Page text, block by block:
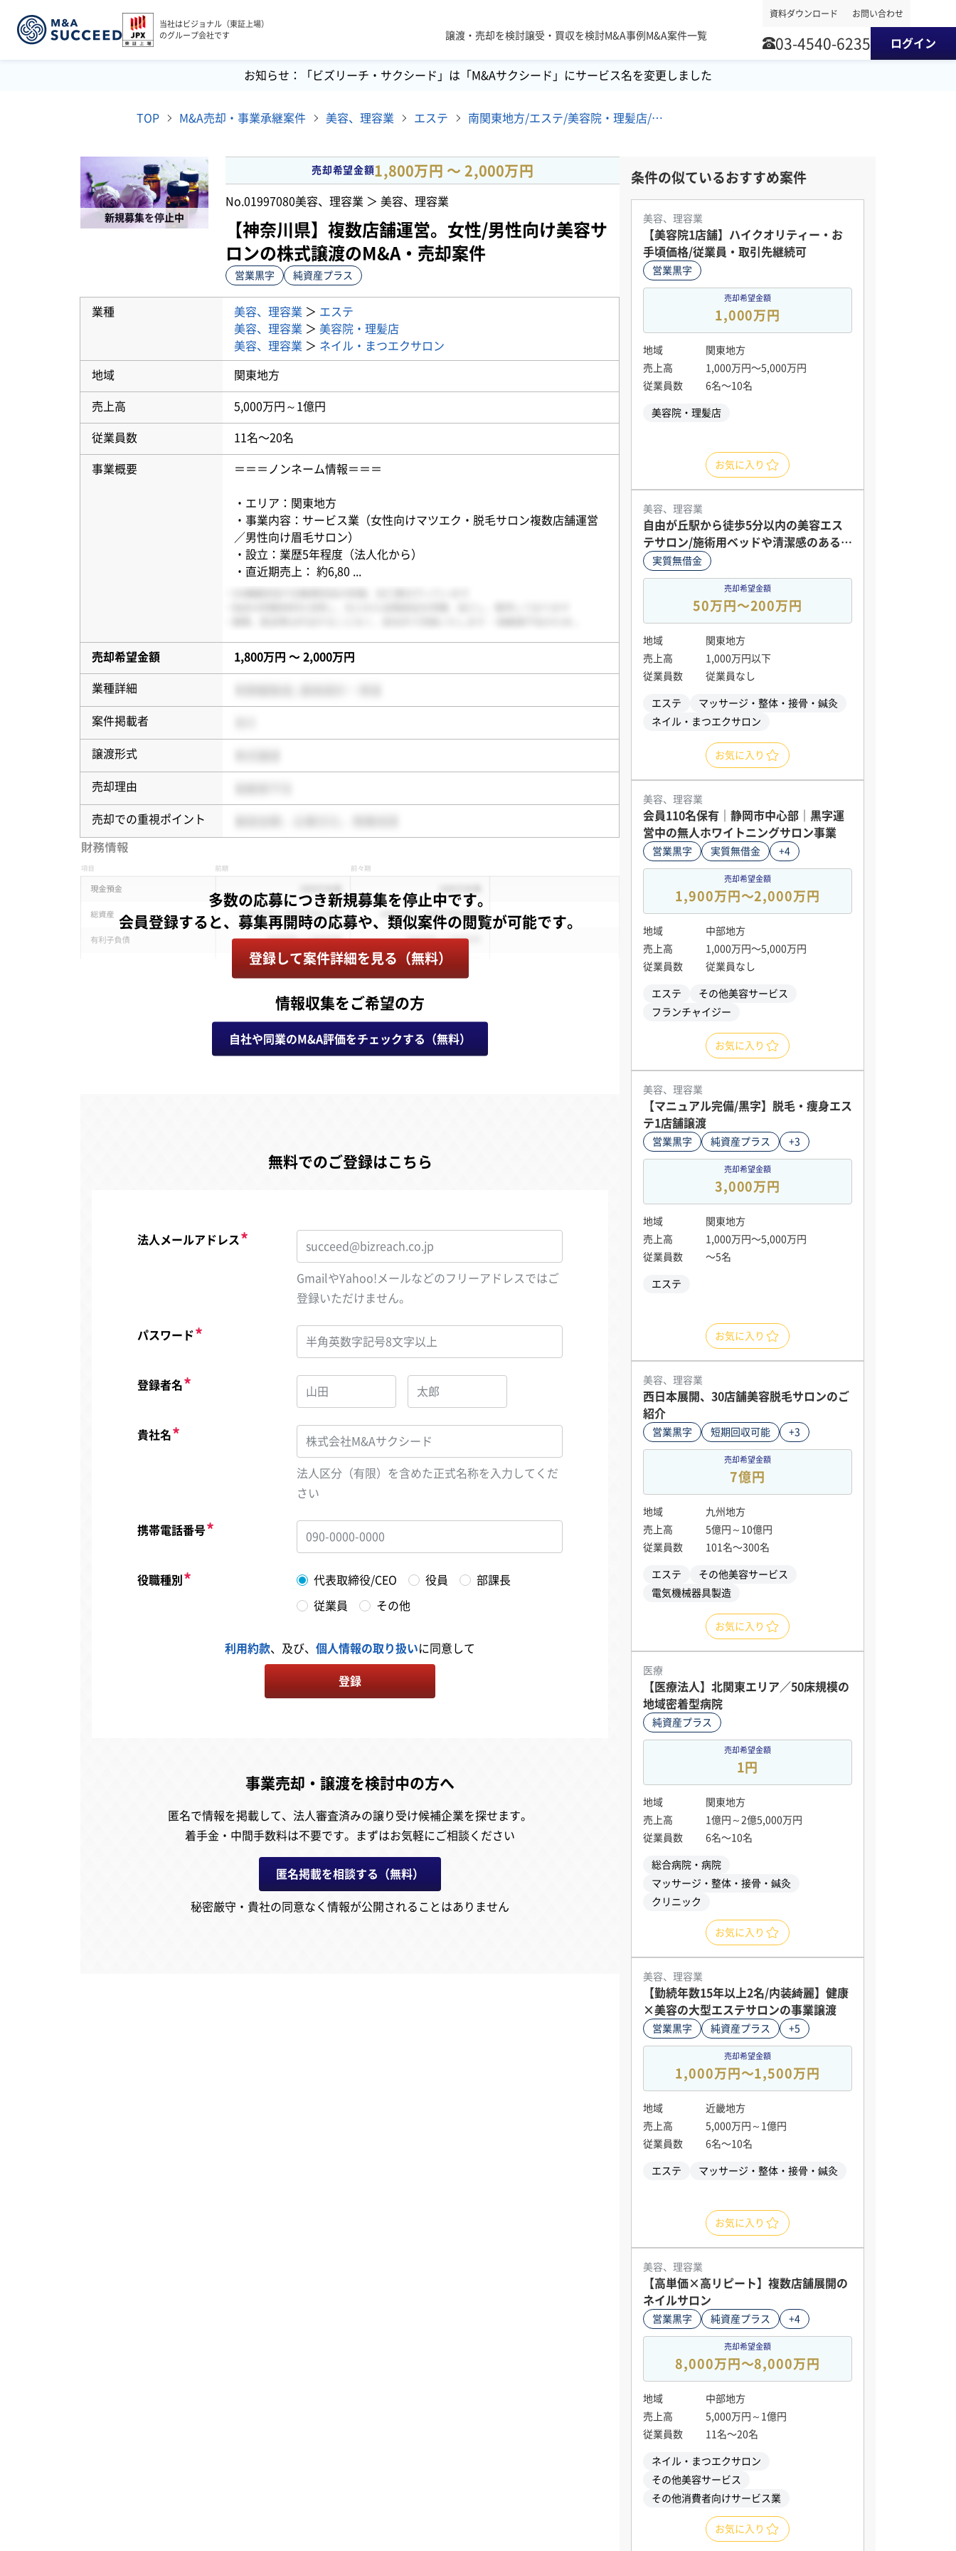
当社はビジョナル（東証上場）
のグループ会社です
譲渡・売却を検討譲受・買収を検討M&A事例 M&A案件一覧
資料ダウンロード お問い合わせ
03-4540-6235 ログイン
お知らせ：「ビズリーチ・サクシード」は「M&Aサクシード」にサービス名を変更しました
TOP M&A売却・事業承継案件 美容、理容業 エステ 南関東地方/エステ/美容院・理髪店/ネイル・まつエクサロン M&A・事業譲渡案件
新規募集を停止中
売却希望金額 1,800万円 〜 2,000万円
No.01997080美容、理容業 ＞ 美容、理容業
【神奈川県】複数店舗運営。女性/男性向け美容サ
ロンの株式譲渡のM&A・売却案件
営業黒字 純資産プラス
業種 美容、理容業 ＞ エステ
美容、理容業 ＞ 美容院・理髪店
美容、理容業 ＞ ネイル・まつエクサロン
地域 関東地方
売上高 5,000万円～1億円
従業員数 11名〜20名
事業概要 ＝＝＝ノンネーム情報＝＝＝
・エリア：関東地方
・事業内容：サービス業（女性向けマツエク・脱毛サロン複数店舗運営
／男性向け眉毛サロン）
・設立：業歴5年程度（法人化から）
・直近期売上： 約6,80
売却希望金額 1,800万円 〜 2,000万円
業種詳細
案件掲載者
譲渡形式
売却理由
売却での重視ポイント
多数の応募につき新規募集を停止中です。
登録して案件詳細を見る（無料）
情報収集をご希望の方
自社や同業のM&A評価をチェックする（無料）
無料でのご登録はこちら
法人メールアドレス
GmailやYahoo!メールなどのフリーアドレスではご
登録いただけません。
パスワード
登録者名
貴社名
法人区分（有限）を含めた正式名称を入力してくだ
さい
携帯電話番号
役職種別 代表取締役/CEO 役員 部課長
従業員 その他
利用約款、及び、 個人情報の取り扱いに同意して
登録
事業売却・譲渡を検討中の方へ
匿名で情報を掲載して、 法人審査済みの譲り受け候補企業を探せます。
着手金・中間手数料は不要です。
まずはお気軽にご相談ください
匿名掲載を相談する（無料）
秘密厳守・貴社の同意なく情報が公開されることはありません
条件の似ているおすすめ案件
美容、理容業
【美容院1店舗】ハイクオリティー・お
手頃価格/従業員・取引先継続可
営業黒字
売却希望金額
1,000万円
地域
関東地方
売上高
1,000万円〜5,000万円
従業員数
6名〜10名
美容院・理髪店
お気に入り
美容、理容業
自由が丘駅から徒歩5分以内の美容エス
テサロン/施術用ベッドや清潔感のある店
舗内装も引継ぎ可
実質無借金
売却希望金額
50万円〜200万円
地域
関東地方
売上高
1,000万円以下
従業員数
従業員なし
エステ
マッサージ・整体・接骨・鍼灸
ネイル・まつエクサロン
お気に入り
美容、理容業
会員110名保有｜静岡市中心部｜黒字運
営中の無人ホワイトニングサロン事業
営業黒字 実質無借金 +4
売却希望金額
1,900万円〜2,000万円
地域
中部地方
売上高
1,000万円〜5,000万円
従業員数
従業員なし
エステ
その他美容サービス
フランチャイジー
お気に入り
美容、理容業
【マニュアル完備/黒字】脱毛・痩身エス
テ1店舗譲渡
営業黒字 純資産プラス +3
売却希望金額
3,000万円
地域
関東地方
売上高
1,000万円〜5,000万円
従業員数
〜5名
エステ
お気に入り
美容、理容業
西日本展開、30店舗美容脱毛サロンのご
紹介
営業黒字 短期回収可能 +3
売却希望金額
7億円
地域
九州地方
売上高
5億円～10億円
従業員数
101名〜300名
エステ
その他美容サービス
電気機械器具製造
お気に入り
医療
【医療法人】北関東エリア／50床規模の
地域密着型病院
純資産プラス
売却希望金額
1円
地域
関東地方
売上高
1億円～2億5,000万円
従業員数
6名〜10名
総合病院・病院
マッサージ・整体・接骨・鍼灸
クリニック
お気に入り
美容、理容業
【勤続年数15年以上2名/内装綺麗】健康
×美容の大型エステサロンの事業譲渡
営業黒字 純資産プラス +5
売却希望金額
1,000万円〜1,500万円
地域
近畿地方
売上高
5,000万円～1億円
従業員数
6名〜10名
エステ マッサージ・整体・接骨・鍼灸
お気に入り
美容、理容業
【高単価×高リピート】複数店舗展開の
ネイルサロン
営業黒字 純資産プラス +4
売却希望金額
8,000万円〜8,000万円
地域
中部地方
売上高
5,000万円～1億円
従業員数
11名〜20名
ネイル・まつエクサロン
その他美容サービス
その他消費者向けサービス業
お気に入り